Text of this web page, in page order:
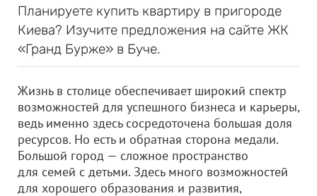
Планируете купить квартиру в пригороде
Киева? Изучите предложения на сайте ЖК
«Гранд Бурже» в Буче.
Жизнь в столице обеспечивает широкий спектр
возможностей для успешного бизнеса и карьеры,
ведь именно здесь сосредоточена большая доля
ресурсов. Но есть и обратная сторона медали.
Большой город — сложное пространство
для семей с детьми. Здесь много возможностей
для хорошего образования и развития,